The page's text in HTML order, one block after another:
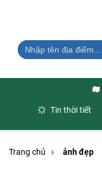
Tin thời tiết
Trang chủ ảnh đẹp